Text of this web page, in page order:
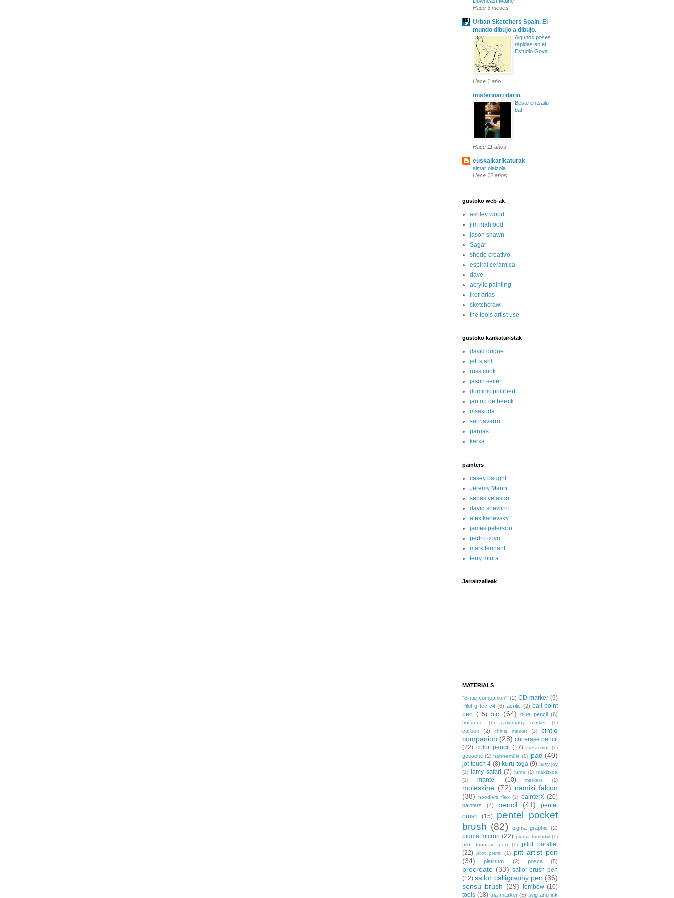
Hace 3 meses
Urban Sketchers Spain. El
mundo dibujo a dibujo.
Algunos poses
rápidas en el
Estudio Goya
Hace 1 año
misterioari dario
Beste entsailu
bat
Hace 11 años
euskalkarikaturak
aimar olaizola
Hace 12 años
gustoko web-ak
ashley wood
jim mahfood
jason shawn
Sagar
shodo creativo
espiral cerámica
dave
acrylic painting
iker arias
sketchcrawl
the tools artist use
gustoko karikaturistak
david duque
jeff stahl
russ cook
jason seiler
dominic philibert
jan op de beeck
msakoda
sal navarro
paruas
karka
painters
casey baught
Jeremy Mann
sebas velasco
david shevlino
alex kanevsky
james paterson
pedro covo
mark tennant
terry miura
Jarraitzaileak
MATERIALS
"cintiq companion" (2) CD marker (9)
Pilot g tec c4 (6) acrilic (2) ball point
pen (15) bic (64) blue pencil (6)
bolígrafo (1) caligraphy marker (1)
carbon (2) china marker (1)
cintiq
companion (28) col erase pencil
(22) color pencil (17) cretacolor (1)
gouache (2) hahnemüle (1) ipad (40)
jot touch 4 (8) kuru toga (9) lamy joy
(1) lamy safari (7) luma (1) makiltxoa
(1)
mantel (10) markers (1)
moleskine (72) namiki falcon
(38)
noodlers flex (1) painterX (20)
painters (4) pencil (41)
pentel
brush
(15)
pentel pocket
brush (82) pigma graphic (2)
pigma micron (22) pigma tombow (1)
pilot fountain pen
(1)
pilot parallel
(22) pilot prera (1)
pitt artist pen
(34)
platinum (2) posca (5)
procreate (33) sailor brush pen
(12) sailor calligraphy pen (36)
sensu brush (29) tombow (10)
tools (18) tria marker (5) twig and ink